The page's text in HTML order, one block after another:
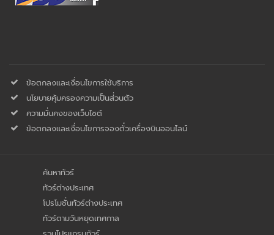
ข้อตกลงและเงื่อนไขการใช้บริการ
นโยบายคุ้มครองความเป็นส่่วนตัว
ความมั่นคงของเว็บไซต์
ข้อตกลงและเงื่อนไขการจองตั๋วเครื่องบินออนไลน์
ค้นหาทัวร์
ทัวร์ต่างประเทศ
โปรโมชั่นทัวร์ต่างประเทศ
ทัวร์ตามวันหยุดเทศกาล